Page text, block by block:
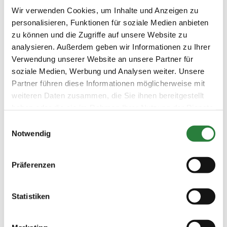
Wir verwenden Cookies, um Inhalte und Anzeigen zu
personalisieren, Funktionen für soziale Medien anbieten
zu können und die Zugriffe auf unsere Website zu
analysieren. Außerdem geben wir Informationen zu Ihrer
Verwendung unserer Website an unsere Partner für
soziale Medien, Werbung und Analysen weiter. Unsere
Partner führen diese Informationen möglicherweise mit
weiteren Daten zusammen, die Sie ihnen bereitgestellt
Notwendig
Präferenzen
Statistiken
Prüfungen
Prüfung
21.08.2020
(n)
1. Springpferdeprüfung Kl.A* SPF
Preisgeld
3 4 5 6 LP
LKL/Art